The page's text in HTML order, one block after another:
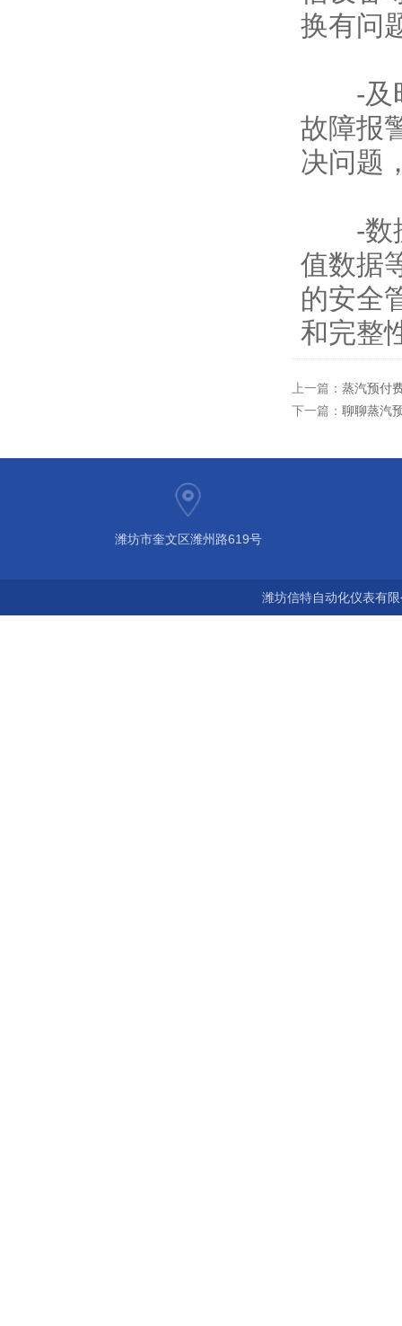
换有问
-及时
故障报
决问题
-数据
值数据
的安全
和完整
上一篇： 蒸汽预付
下一篇： 聊聊蒸汽
潍坊市奎文区潍州路619号
潍坊信特自动化仪表有